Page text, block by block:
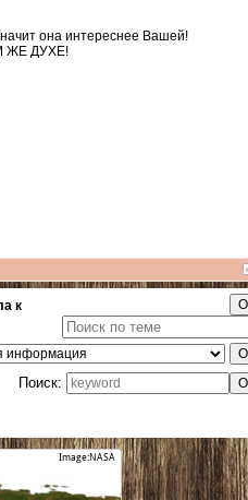
она интереснее Вашей!
ЖЕ ДУХЕ!
к
Поиск: